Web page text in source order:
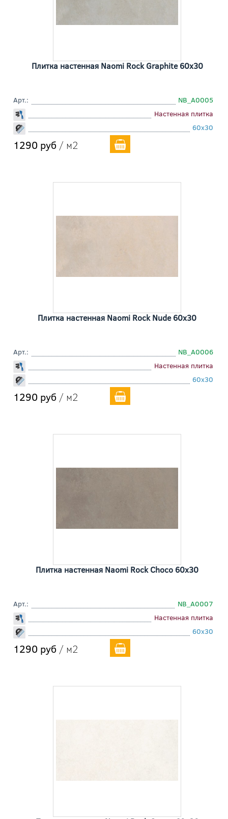
Плитка настенная Naomi Rock Graphite 60x30
Арт.:
NB_A0005
Настенная плитка
60x30
1290 руб / м2
Плитка настенная Naomi Rock Nude 60x30
Арт.:
NB_A0006
Настенная плитка
60x30
1290 руб / м2
Плитка настенная Naomi Rock Choco 60x30
Арт.:
NB_A0007
Настенная плитка
60x30
1290 руб / м2